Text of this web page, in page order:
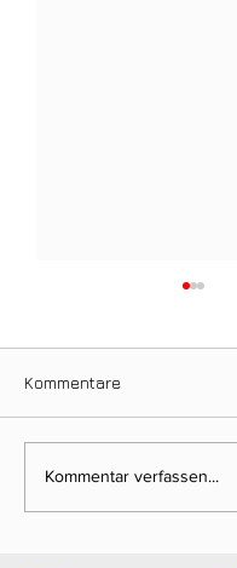
Neuer Dienstags-
Kommentare
Kommentar verfassen...